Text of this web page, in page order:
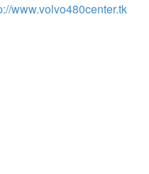
www.volvo480center.tk